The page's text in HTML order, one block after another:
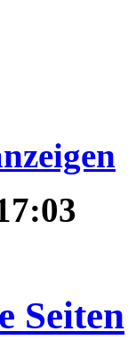
Seiten